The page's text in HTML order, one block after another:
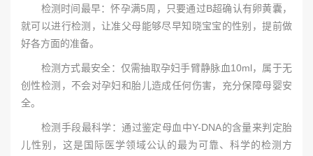
检测时间最早：怀孕满5周，只要通过B超确认有卵黄囊，
就可以进行检测，让准父母能够尽早知晓宝宝的性别，提前做
好各方面的准备。
检测方式最安全：仅需抽取孕妇手臂静脉血10ml，属于无
创性检测，不会对孕妇和胎儿造成任何伤害，充分保障母婴安
全。
检测手段最科学：通过鉴定母血中Y-DNA的含量来判定胎
儿性别，这是国际医学领域公认的最为可靠、科学的检测方